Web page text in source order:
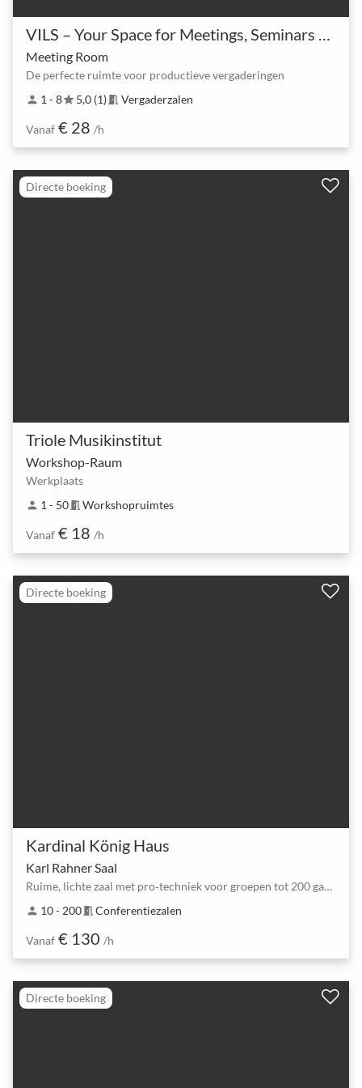
Meeting Room
De perfecte ruimte voor productieve vergaderingen
person 1 - 8star5,0 (1) meeting_room Vergaderzalen
Vanaf € 28 /h
Directe boeking
Triole Musikinstitut
Workshop-Raum
Werkplaats
person 1 - 50meeting_room Workshopruimtes
Vanaf € 18 /h
Directe boeking
Kardinal König Haus
Karl Rahner Saal
Ruime, lichte zaal met pro‑techniek voor groepen tot 200 gasten
person 10 - 200meeting_room Conferentiezalen
Vanaf € 130 /h
Directe boeking